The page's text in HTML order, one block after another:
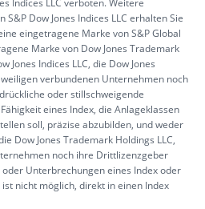
Indices LLC verboten. Weitere
Dow Jones Indices LLC erhalten Sie
eingetragene Marke von S&P Global
Marke von Dow Jones Trademark
Jones Indices LLC, die Dow Jones
verbundenen Unternehmen noch
oder stillschweigende
eines Index, die Anlageklassen
soll, präzise abzubilden, und weder
Dow Jones Trademark Holdings LLC,
noch ihre Drittlizenzgeber
Unterbrechungen eines Index oder
nicht möglich, direkt in einen Index